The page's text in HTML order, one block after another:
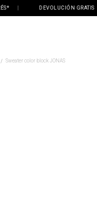
| DEVOLUCIÓN GRATIS |
Sweater color block JONAS